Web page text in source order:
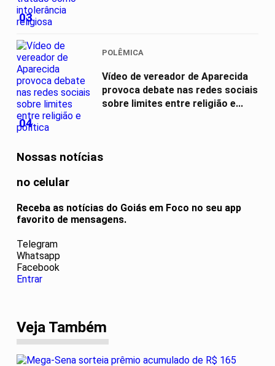
03
04
POLÊMICA
Vídeo de vereador de Aparecida
provoca debate nas redes sociais
sobre limites entre religião e...
Nossas notícias
no celular
Receba as notícias do Goiás em Foco no seu app
favorito de mensagens.
Telegram
Whatsapp
Facebook
Entrar
Veja Também